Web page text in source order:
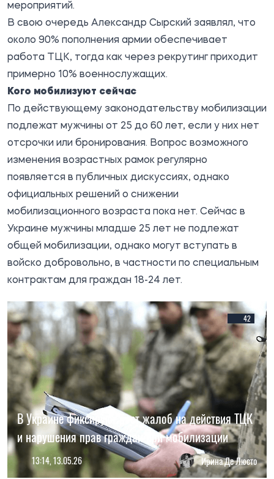
мероприятий.
В свою очередь Александр Сырский заявлял, что
около 90% пополнения армии обеспечивает
работа ТЦК, тогда как через рекрутинг приходит
примерно 10% военнослужащих.
Кого мобилизуют сейчас
По действующему законодательству мобилизации
подлежат мужчины от 25 до 60 лет, если у них нет
отсрочки или бронирования. Вопрос возможного
изменения возрастных рамок регулярно
появляется в публичных дискуссиях, однако
официальных решений о снижении
мобилизационного возраста пока нет. Сейчас в
Украине мужчины младше 25 лет не подлежат
общей мобилизации, однако могут вступать в
войско добровольно, в частности по специальным
контрактам для граждан 18-24 лет.
42
В Украине фиксируют рост жалоб на действия ТЦК
и нарушения прав граждан при мобилизации
13:14, 13.05.26 Ирина Де Люсто